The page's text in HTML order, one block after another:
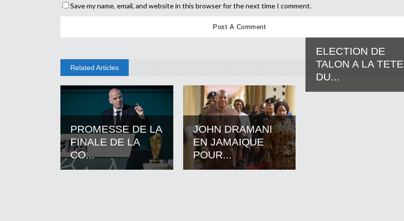
Save my name, email, and website in this browser for the next time I comment.
Related Articles
PROMESSE DE LA
FINALE DE LA
CO...
JOHN DRAMANI
EN JAMAIQUE
POUR...
ELECTION DE
TALON A LA TETE
DU...